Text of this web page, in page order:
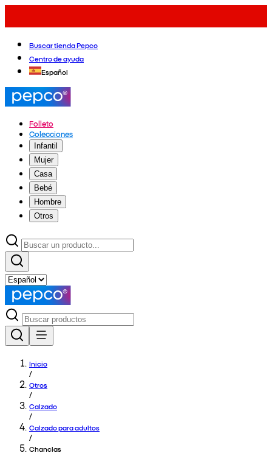
Buscar tienda Pepco
Centro de ayuda
Español
Folleto
Colecciones
Infantil
Mujer
Casa
Bebé
Hombre
Otros
Inicio
/
Otros
/
Calzado
/
Calzado para adultos
/
Chanclas